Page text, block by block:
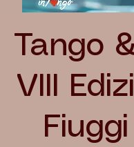
Tango
VIII